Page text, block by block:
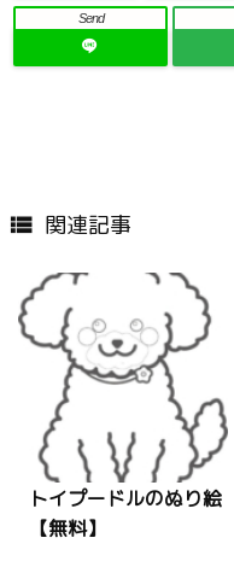
Send
 関連記事
トイプードルのぬり絵
【無料】